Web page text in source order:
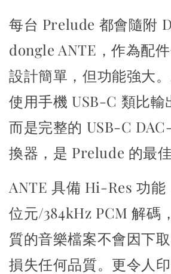
每台 Prelude 都會隨附
dongle ANTE，作為配件
設計簡單，但功能強大
使用手機 USB-C 類比輸
而是完整的 USB-C
換器，是 Prelude 的最佳
ANTE 具備 Hi-Res 功能
位元/384kHz PCM 解碼
質的音樂檔案不會因下
損失任何品質。 更令人